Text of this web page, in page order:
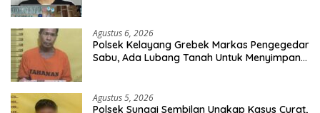
Agustus 6, 2026
Polsek Kelayang Grebek Markas Pengegedar
Sabu, Ada Lubang Tanah Untuk Menyimpan
Agustus 5, 2026
Polsek Sungai Sembilan Ungkap Kasus Curat,